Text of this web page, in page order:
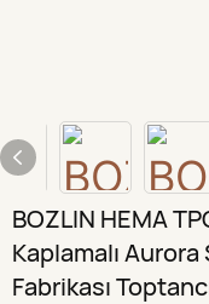
BOZLIN HEMA
Kaplamalı
Fabrikası